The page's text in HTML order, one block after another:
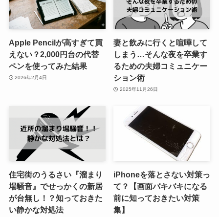
Apple Pencilが高すぎて買
えない？2,000円台の代替
ペンを使ってみた結果
2026年2月4日
妻と飲みに行くと喧嘩して
しまう…そんな夜を卒業す
るための夫婦コミュニケー
ション術
2025年11月26日
住宅街のうるさい『溜まり
場騒音』でせっかくの新居
が台無し！？知っておきた
い静かな対処法
iPhoneを落とさない対策っ
て？【画面バキバキになる
前に知っておきたい対策
集】